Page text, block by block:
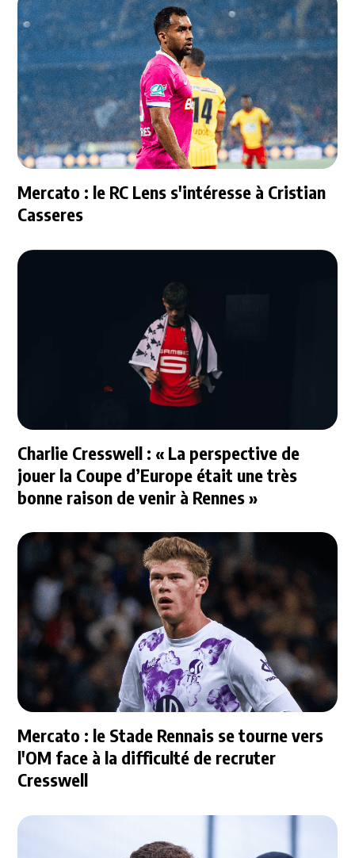
Mercato : le RC Lens s'intéresse à Cristian
Casseres
Charlie Cresswell : « La perspective de
jouer la Coupe d’Europe était une très
bonne raison de venir à Rennes »
Mercato : le Stade Rennais se tourne vers
l'OM face à la difficulté de recruter
Cresswell